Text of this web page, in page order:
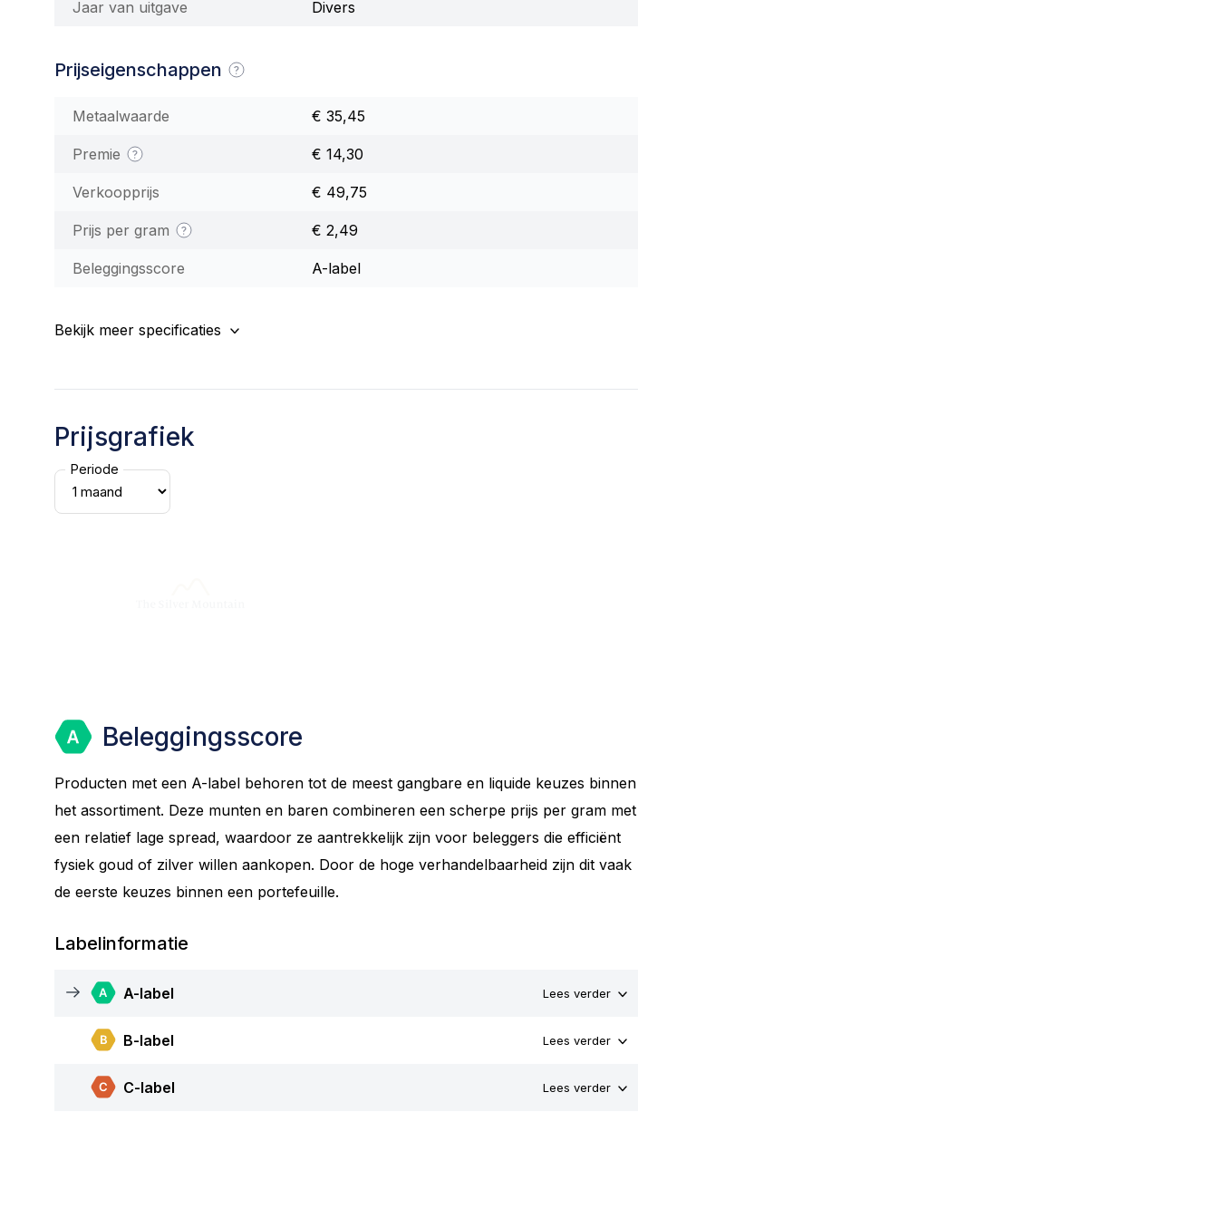
Jaar van uitgave Divers
Prijseigenschappen
Metaalwaarde € 35,45
Premie € 14,30
Verkoopprijs € 49,75
Prijs per gram € 2,49
Beleggingsscore A-label
Bekijk meer specificaties
Prijsgrafiek
Periode
Beleggingsscore
Producten met een A-label behoren tot de meest gangbare en liquide keuzes binnen
het assortiment. Deze munten en baren combineren een scherpe prijs per gram met
een relatief lage spread, waardoor ze aantrekkelijk zijn voor beleggers die efficiënt
fysiek goud of zilver willen aankopen. Door de hoge verhandelbaarheid zijn dit vaak
de eerste keuzes binnen een portefeuille.
Labelinformatie
A-label Lees verder
B-label Lees verder
C-label Lees verder